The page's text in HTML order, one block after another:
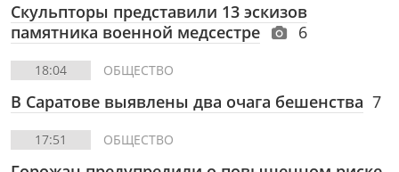
Скульпторы представили 13 эскизов
памятника военной медсестре
6
18:04 ОБЩЕСТВО
В Саратове выявлены два очага бешенства 7
17:51 ОБЩЕСТВО